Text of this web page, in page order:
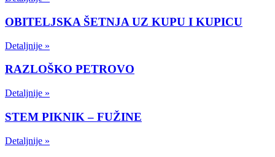
OBITELJSKA ŠETNJA UZ KUPU I KUPICU
Detaljnije »
RAZLOŠKO PETROVO
Detaljnije »
STEM PIKNIK – FUŽINE
Detaljnije »